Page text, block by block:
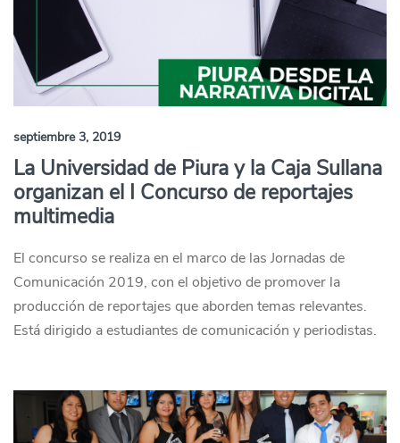
septiembre 3, 2019
La Universidad de Piura y la Caja Sullana
organizan el I Concurso de reportajes
multimedia
El concurso se realiza en el marco de las Jornadas de
Comunicación 2019, con el objetivo de promover la
producción de reportajes que aborden temas relevantes.
Está dirigido a estudiantes de comunicación y periodistas.